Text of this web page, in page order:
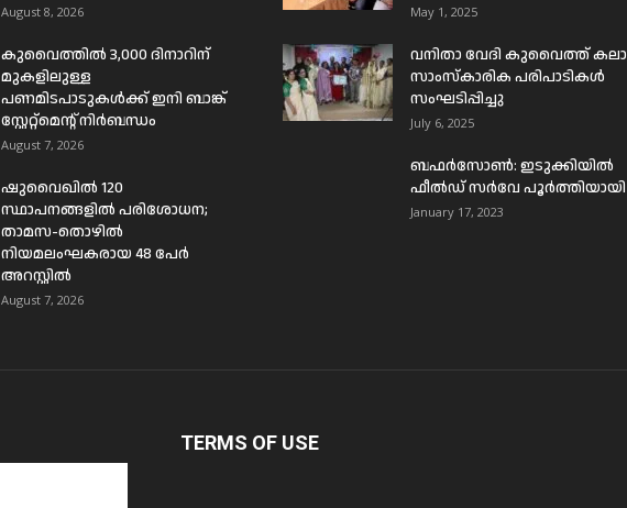
August 8, 2026
കുവൈത്തിൽ 3,000 ദിനാറിന്
മുകളിലുള്ള
പണമിടപാടുകൾക്ക് ഇനി ബാങ്ക്
സ്റ്റേറ്റ്മെന്റ് നിർബന്ധം
August 7, 2026
ഷുവൈഖിൽ 120
സ്ഥാപനങ്ങളിൽ പരിശോധന;
താമസ-തൊഴിൽ
നിയമലംഘകരായ 48 പേർ
അറസ്റ്റിൽ
August 7, 2026
May 1, 2025
വനിതാ വേദി കുവൈത്ത് കലാ
സാംസ്കാരിക പരിപാടികൾ
സംഘടിപ്പിച്ചു
July 6, 2025
ബഫര്‍സോണ്‍: ഇടുക്കിയില്‍
ഫീല്‍ഡ് സര്‍വേ പൂര്‍ത്തിയായി
January 17, 2023
TERMS OF USE